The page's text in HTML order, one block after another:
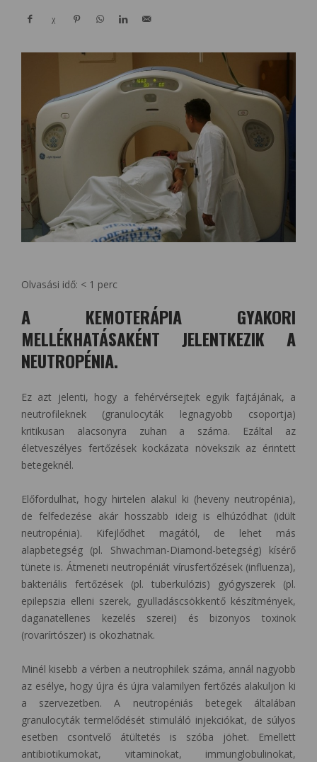
Olvasási idő: < 1 perc
A KEMOTERÁPIA GYAKORI
MELLÉKHATÁSAKÉNT JELENTKEZIK A
NEUTROPÉNIA.
Ez azt jelenti, hogy a fehérvérsejtek egyik fajtájának, a
neutrofileknek (granulocyták legnagyobb csoportja)
kritikusan alacsonyra zuhan a száma. Ezáltal az
életveszélyes fertőzések kockázata növekszik az érintett
betegeknél.
Előfordulhat, hogy hirtelen alakul ki (heveny neutropénia),
de felfedezése akár hosszabb ideig is elhúzódhat (idült
neutropénia). Kifejlődhet magától, de lehet más
alapbetegség (pl. Shwachman-Diamond-betegség) kísérő
tünete is. Átmeneti neutropéniát vírusfertőzések (influenza),
bakteriális fertőzések (pl. tuberkulózis) gyógyszerek (pl.
epilepszia elleni szerek, gyulladáscsökkentő készítmények,
daganatellenes kezelés szerei) és bizonyos toxinok
(rovarírtószer) is okozhatnak.
Minél kisebb a vérben a neutrophilek száma, annál nagyobb
az esélye, hogy újra és újra valamilyen fertőzés alakuljon ki
a szervezetben. A neutropéniás betegek általában
granulocyták termelődését stimuláló injekciókat, de súlyos
esetben csontvelő átültetés is szóba jöhet. Emellett
antibiotikumokat, vitaminokat, immunglobulinokat,